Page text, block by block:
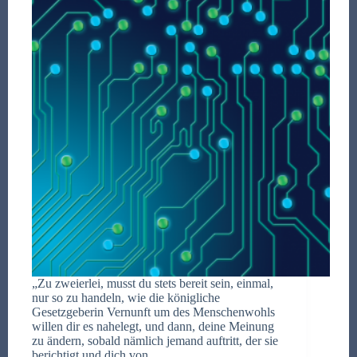
„Zu zweierlei, musst du stets bereit sein, einmal,
nur so zu handeln, wie die königliche
Gesetzgeberin Vernunft um des Menschenwohls
willen dir es nahelegt, und dann, deine Meinung
zu ändern, sobald nämlich jemand auftritt, der sie